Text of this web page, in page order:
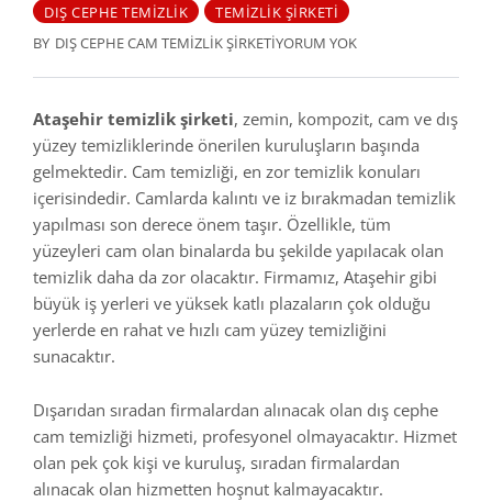
DIŞ CEPHE TEMIZLIK
TEMIZLIK ŞIRKETI
BY DIŞ CEPHE CAM TEMIZLIK ŞIRKETIYORUM YOK
Ataşehir temizlik şirketi, zemin, kompozit, cam ve dış
yüzey temizliklerinde önerilen kuruluşların başında
gelmektedir. Cam temizliği, en zor temizlik konuları
içerisindedir. Camlarda kalıntı ve iz bırakmadan temizlik
yapılması son derece önem taşır. Özellikle, tüm
yüzeyleri cam olan binalarda bu şekilde yapılacak olan
temizlik daha da zor olacaktır. Firmamız, Ataşehir gibi
büyük iş yerleri ve yüksek katlı plazaların çok olduğu
yerlerde en rahat ve hızlı cam yüzey temizliğini
sunacaktır.
Dışarıdan sıradan firmalardan alınacak olan dış cephe
cam temizliği hizmeti, profesyonel olmayacaktır. Hizmet
olan pek çok kişi ve kuruluş, sıradan firmalardan
alınacak olan hizmetten hoşnut kalmayacaktır.